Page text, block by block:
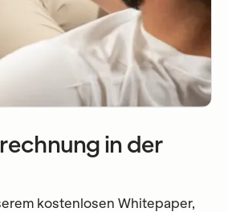
in der
kostenlosen Whitepaper,